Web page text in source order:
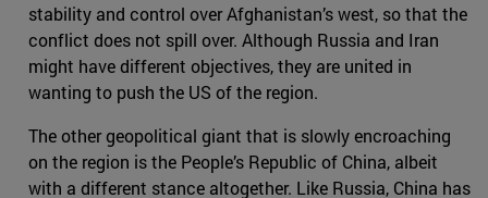
stability and control over Afghanistan’s west, so that the
conflict does not spill over. Although Russia and Iran
might have different objectives, they are united in
wanting to push the US of the region.
The other geopolitical giant that is slowly encroaching
on the region is the People’s Republic of China, albeit
with a different stance altogether. Like Russia, China has